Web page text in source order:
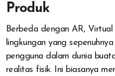
Produk
Berbeda dengan AR,
lingkungan yang
pengguna dalam dunia
realitas fisik. Ini biasanya